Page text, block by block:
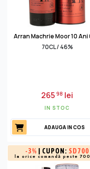
Arran Machrie Moor 10 Ani
70CL / 46%
26598 lei
IN STOC
ADAUGA IN COS
-3% | CUPON: SD700
la orice comandă peste